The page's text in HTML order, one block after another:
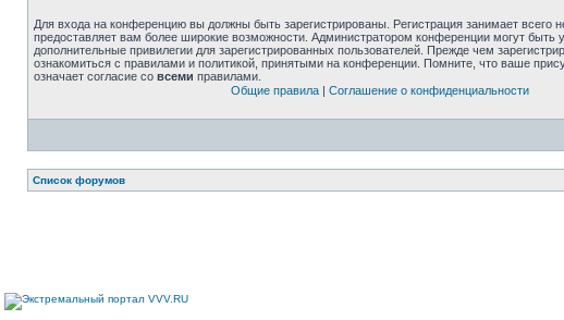
Для входа на конференцию вы должны быть зарегистрированы. Регистрация занимает всего
предоставляет вам более широкие возможности. Администратором конференции могут быть
дополнительные привилегии для зарегистрированных пользователей. Прежде чем
ознакомиться с правилами и политикой, принятыми на конференции. Помните, что ваше
означает согласие со всеми правилами.
Общие правила| Соглашение о конфиденциальности
Список форумов